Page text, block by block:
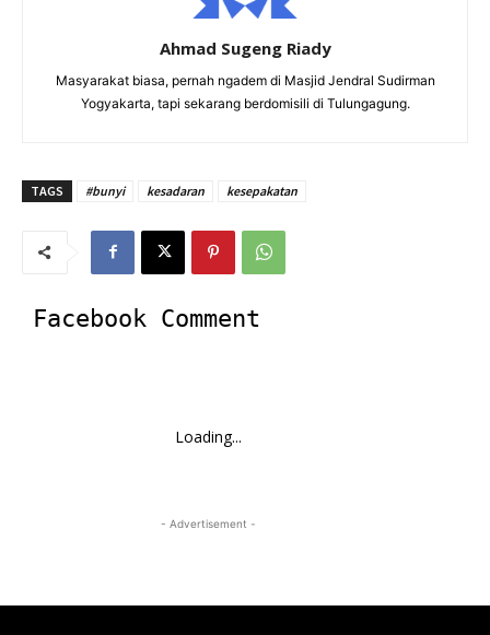
Ahmad Sugeng Riady
Masyarakat biasa, pernah ngadem di Masjid Jendral Sudirman
Yogyakarta, tapi sekarang berdomisili di Tulungagung.
TAGS #bunyi kesadaran kesepakatan
Facebook Comment
Loading...
- Advertisement -